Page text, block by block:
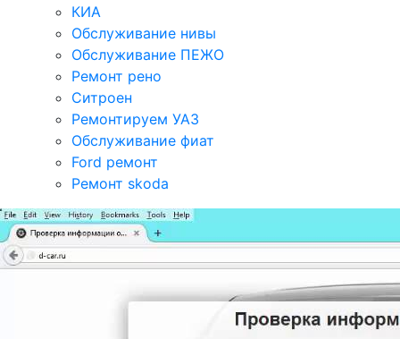
КИА
Обслуживание нивы
Обслуживание ПЕЖО
Ремонт рено
Ситроен
Ремонтируем УАЗ
Обслуживание фиат
Ford ремонт
Ремонт skoda